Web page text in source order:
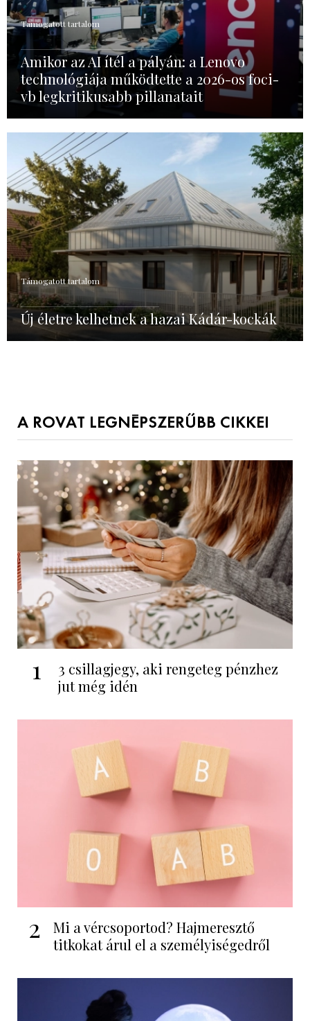
Támogatott tartalom
Amikor az AI ítél a pályán: a Lenovo
technológiája működtette a 2026-os foci-
vb legkritikusabb pillanatait
Támogatott tartalom
Új életre kelhetnek a hazai Kádár-kockák
A ROVAT LEGNÉPSZERŰBB CIKKEI
1
3 csillagjegy, aki rengeteg pénzhez
jut még idén
2
Mi a vércsoportod? Hajmeresztő
titkokat árul el a személyiségedről